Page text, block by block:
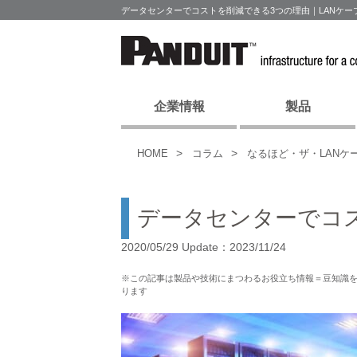
データセンターでコストを削減できる3つの理由｜LANケ
企業情報 製品
HOME コラム なるほど・ザ・LANケ
データセンターでコ
2020/05/29 Update：2023/11/24
※この記事は製品や技術にまつわるお役立ち情報＝豆知識
ります